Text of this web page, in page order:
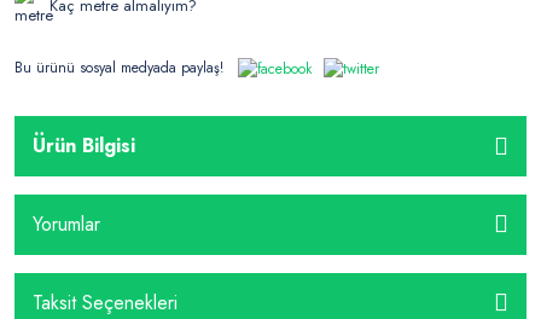
Kaç metre almalıyım?
Bu ürünü sosyal medyada paylaş!
Ürün Bilgisi
Yorumlar
Taksit Seçenekleri